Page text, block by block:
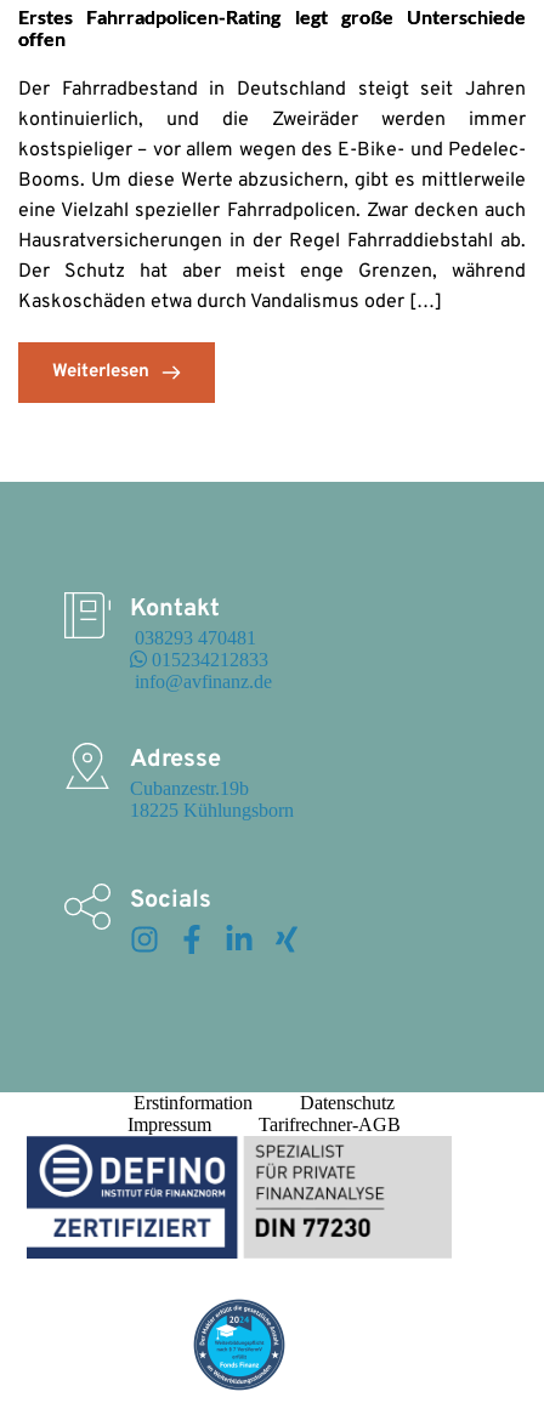
Erstes Fahrradpolicen-Rating legt große Unterschiede
offen
Der Fahrradbestand in Deutschland steigt seit Jahren
kontinuierlich, und die Zweiräder werden immer
kostspieliger – vor allem wegen des E-Bike- und Pedelec-
Booms. Um diese Werte abzusichern, gibt es mittlerweile
eine Vielzahl spezieller Fahrradpolicen. Zwar decken auch
Hausratversicherungen in der Regel Fahrraddiebstahl ab.
Der Schutz hat aber meist enge Grenzen, während
Kaskoschäden etwa durch Vandalismus oder […]
Weiterlesen
Kontakt
038293 470481
015234212833
info@avfinanz.de
Adresse
Cubanzestr.19b
18225 Kühlungsborn
Socials
Erstinformation
Datenschutz
Impressum
Tarifrechner-AGB